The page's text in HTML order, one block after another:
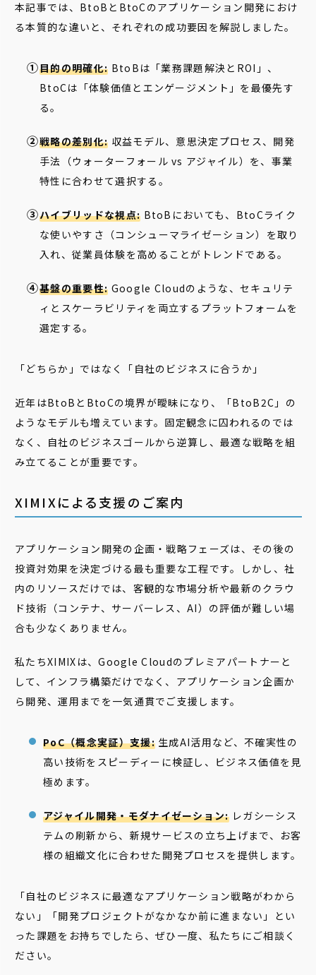
本記事では、BtoBとBtoCのアプリケーション開発におけ
る本質的な違いと、それぞれの成功要因を解説しました。
目的の明確化: BtoBは「業務課題解決とROI」、
BtoCは「体験価値とエンゲージメント」を最優先す
る。
戦略の差別化: 収益モデル、意思決定プロセス、開発
手法（ウォーターフォール vs アジャイル）を、事業
特性に合わせて選択する。
ハイブリッドな視点: BtoBにおいても、BtoCライク
な使いやすさ（コンシューマライゼーション）を取り
入れ、従業員体験を高めることがトレンドである。
基盤の重要性: Google Cloudのような、セキュリテ
ィとスケーラビリティを両立するプラットフォームを
選定する。
「どちらか」ではなく「自社のビジネスに合うか」
近年はBtoBとBtoCの境界が曖昧になり、「BtoB2C」の
ようなモデルも増えています。固定観念に囚われるのでは
なく、自社のビジネスゴールから逆算し、最適な戦略を組
み立てることが重要です。
XIMIXによる支援のご案内
アプリケーション開発の企画・戦略フェーズは、その後の
投資対効果を決定づける最も重要な工程です。しかし、社
内のリソースだけでは、客観的な市場分析や最新のクラウ
ド技術（コンテナ、サーバーレス、AI）の評価が難しい場
合も少なくありません。
私たちXIMIXは、Google Cloudのプレミアパートナーと
して、インフラ構築だけでなく、アプリケーション企画か
ら開発、運用までを一気通貫でご支援します。
PoC（概念実証）支援:生成AI活用など、不確実性の
高い技術をスピーディーに検証し、ビジネス価値を見
極めます。
アジャイル開発・モダナイゼーション:レガシーシス
テムの刷新から、新規サービスの立ち上げまで、お客
様の組織文化に合わせた開発プロセスを提供します。
「自社のビジネスに最適なアプリケーション戦略がわから
ない」「開発プロジェクトがなかなか前に進まない」とい
った課題をお持ちでしたら、ぜひ一度、私たちにご相談く
ださい。